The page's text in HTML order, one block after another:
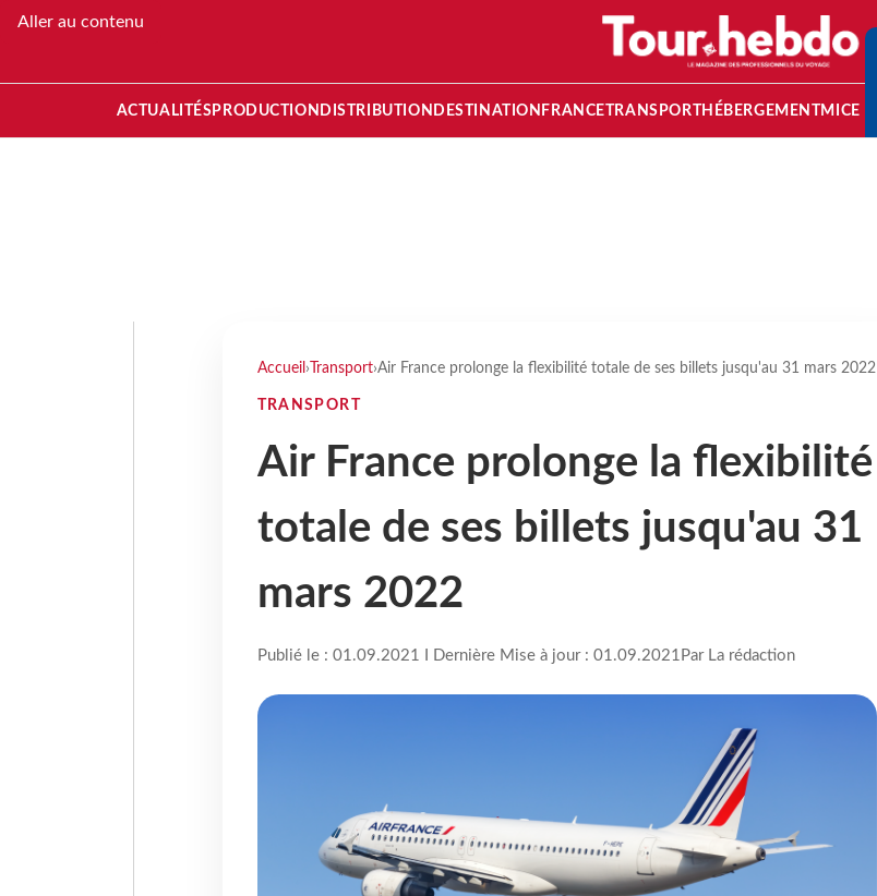
Aller au contenu
ACTUALITÉS PRODUCTION DISTRIBUTION DESTINATION FRANCETRANSPORT HÉBERGEMENTMICE
Accueil › Transport›Air France prolonge la flexibilité totale de ses billets jusqu'au 31 mars 2022
TRANSPORT
Air France prolonge la flexibilité
totale de ses billets jusqu'au 31
mars 2022
Publié le : 01.09.2021 I Dernière Mise à jour : 01.09.2021 Par La rédaction